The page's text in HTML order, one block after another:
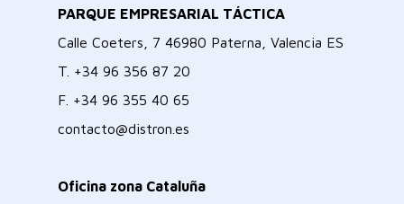
PARQUE EMPRESARIAL TÁCTICA
Calle Coeters, 7 46980 Paterna, Valencia ES
T. +34 96 356 87 20
F. +34 96 355 40 65
contacto@distron.es
Oficina zona Cataluña